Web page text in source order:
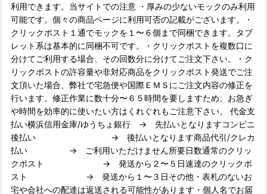
利用できます。当サイトでの注意 ・厚みの少ないモックのみ利用
可能です。個々の商品ページに利用可否の記載がございます。・
クリックポスト１通でモックを１〜６個まで同梱できます。タブ
レット系は基本的に同梱不可です。・クリックポストを複数口に
分けてご利用する場合、その回数分に分けてご注文下さい。・ク
リックポストの許容量や非対応商品をクリックポスト発送でご注
文頂いた場合、弊社で宅急便や国際ＥＭＳにご注文内容の修正を
行います。修正作業に数十分〜６５時間を要しますため、お急ぎ
や時間を効率的に使いたい方はくれぐれもご注意下さい。 代金支
払い横浜信用金庫/ゆうちょ銀行 → 先払いとなりますコンビニ
後払い → 後払いとなります商品代引/クレカ
払い → ご利用いただけません所要日数通常のクリッ
クポスト → 発送から２〜５日速達のクリックポ
スト → 発送から１〜３日その他・表札のないお
宅や会社への配達は返送される可能性があります・個人名でお届